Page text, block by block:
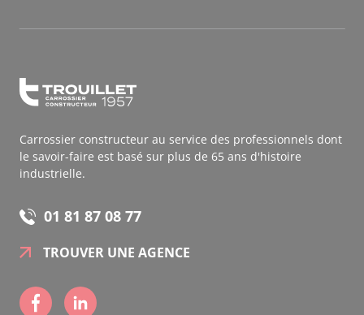
Carrossier constructeur au service des professionnels dont
le savoir-faire est basé sur plus de 65 ans d'histoire
industrielle.
01 81 87 08 77
TROUVER UNE AGENCE